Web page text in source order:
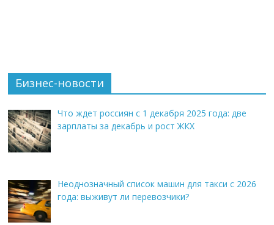
Бизнес-новости
Что ждет россиян с 1 декабря 2025 года: две
зарплаты за декабрь и рост ЖКХ
Неоднозначный список машин для такси с 2026
года: выживут ли перевозчики?